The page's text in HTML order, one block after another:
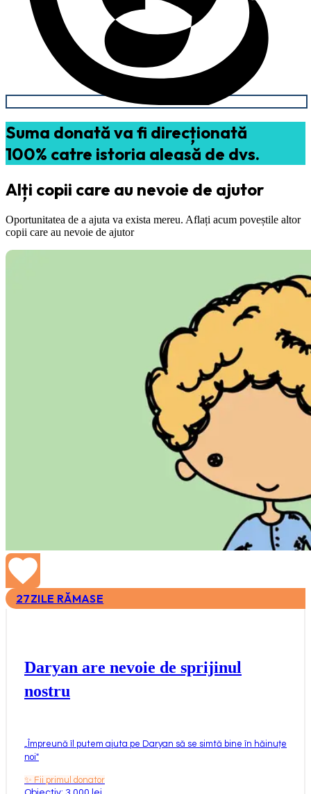
Suma donată va fi direcționată
100% catre istoria aleasă de dvs.
Alți copii care au nevoie de ajutor
Oportunitatea de a ajuta va exista mereu. Aflați acum poveștile altor
copii care au nevoie de ajutor
27ZILE RĂMASE
Daryan are nevoie de sprijinul
nostru
Împreună îl putem ajuta pe Daryan să se simtă bine în hăinuțe
noi"
✨ Fii primul donator